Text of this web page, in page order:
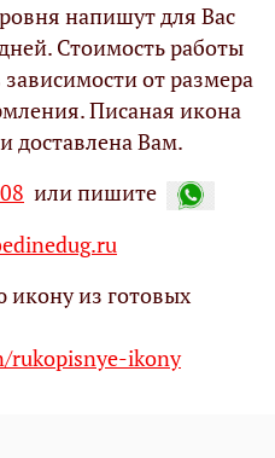
напишут для Вас
Стоимость работы
от размера
Писаная икона
доставлена Вам.
или пишите
из готовых
rukopisnye-ikony